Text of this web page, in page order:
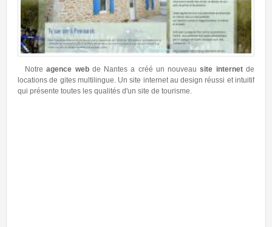
Notreagence webde Nantes a créé un nouveausite internetde
locations de gites multilingue. Un site internet au design réussi et intuitif
qui présente toutes les qualités d'un site de tourisme.